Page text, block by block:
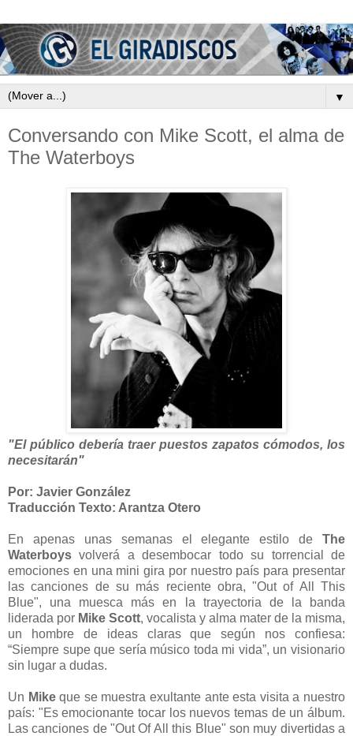
▼
Conversando con Mike Scott, el alma de
The Waterboys
"El público debería traer puestos zapatos cómodos, los
necesitarán"
Por: Javier González
Traducción Texto: Arantza Otero
En apenas unas semanas el elegante estilo de The
Waterboys volverá a desembocar todo su torrencial de
emociones en una mini gira por nuestro país para presentar
las canciones de su más reciente obra, "Out of All This
Blue", una muesca más en la trayectoria de la banda
liderada por Mike Scott, vocalista y alma mater de la misma,
un hombre de ideas claras que según nos confiesa:
“Siempre supe que sería músico toda mi vida”, un visionario
sin lugar a dudas.
Un Mikeque se muestra exultante ante esta visita a nuestro
país: "Es emocionante tocar los nuevos temas de un álbum.
Las canciones de "Out Of All this Blue" son muy divertidas a